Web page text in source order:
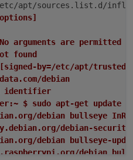
apt/sources.list.d/
arguments are permitted
found
by=/etc/apt/
debian
identifier
$ sudo apt-get
debian bullseye
debian-security
debian bullseye-
debian